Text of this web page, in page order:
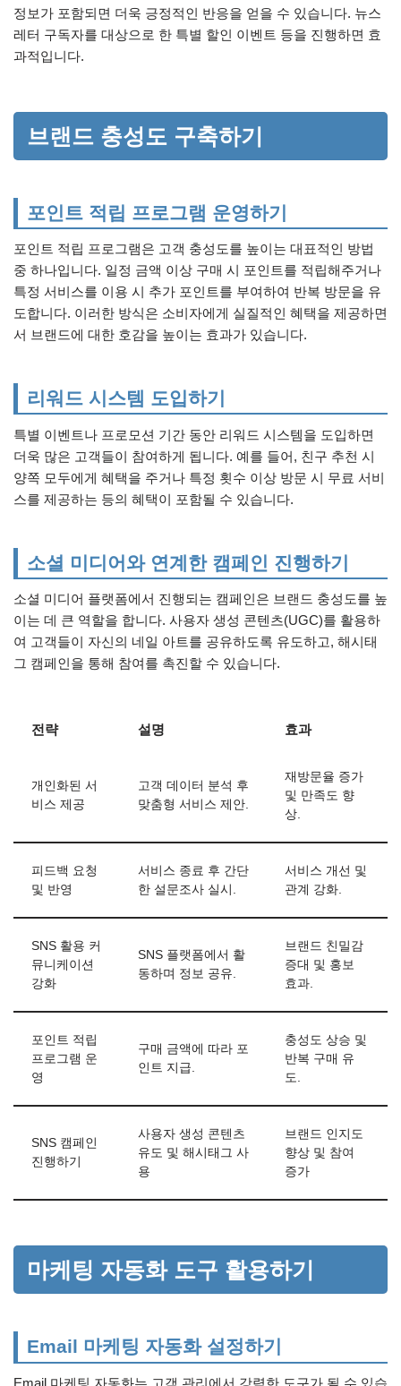
정보가 포함되면 더욱 긍정적인 반응을 얻을 수 있습니다. 뉴스
레터 구독자를 대상으로 한 특별 할인 이벤트 등을 진행하면 효
과적입니다.
브랜드 충성도 구축하기
포인트 적립 프로그램 운영하기
포인트 적립 프로그램은 고객 충성도를 높이는 대표적인 방법
중 하나입니다. 일정 금액 이상 구매 시 포인트를 적립해주거나
특정 서비스를 이용 시 추가 포인트를 부여하여 반복 방문을 유
도합니다. 이러한 방식은 소비자에게 실질적인 혜택을 제공하면
서 브랜드에 대한 호감을 높이는 효과가 있습니다.
리워드 시스템 도입하기
특별 이벤트나 프로모션 기간 동안 리워드 시스템을 도입하면
더욱 많은 고객들이 참여하게 됩니다. 예를 들어, 친구 추천 시
양쪽 모두에게 혜택을 주거나 특정 횟수 이상 방문 시 무료 서비
스를 제공하는 등의 혜택이 포함될 수 있습니다.
소셜 미디어와 연계한 캠페인 진행하기
소셜 미디어 플랫폼에서 진행되는 캠페인은 브랜드 충성도를 높
이는 데 큰 역할을 합니다. 사용자 생성 콘텐츠(UGC)를 활용하
여 고객들이 자신의 네일 아트를 공유하도록 유도하고, 해시태
그 캠페인을 통해 참여를 촉진할 수 있습니다.
전략 설명 효과
개인화된 서
비스 제공
고객 데이터 분석 후
맞춤형 서비스 제안.
재방문율 증가
및 만족도 향
상.
피드백 요청
및 반영
서비스 종료 후 간단
한 설문조사 실시.
서비스 개선 및
관계 강화.
SNS 활용 커
뮤니케이션
강화
SNS 플랫폼에서 활
동하며 정보 공유.
브랜드 친밀감
증대 및 홍보
효과.
포인트 적립
프로그램 운
영
구매 금액에 따라 포
인트 지급.
충성도 상승 및
반복 구매 유
도.
SNS 캠페인
진행하기
사용자 생성 콘텐츠
유도 및 해시태그 사
용
브랜드 인지도
향상 및 참여
증가
마케팅 자동화 도구 활용하기
Email 마케팅 자동화 설정하기
Email 마케팅 자동화는 고객 관리에서 강력한 도구가 될 수 있습